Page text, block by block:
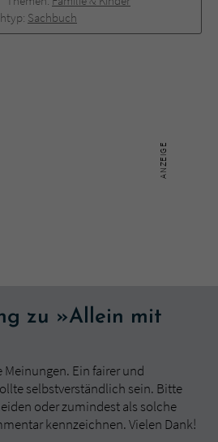
Sachbuch
zu »Allein mit
Meinungen. Ein fairer und
selbstverständlich sein. Bitte
oder zumindest als solche
kennzeichnen. Vielen Dank!